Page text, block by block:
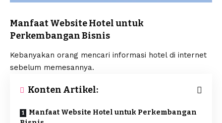
Manfaat Website Hotel untuk
Perkembangan Bisnis
Kebanyakan orang mencari informasi hotel di internet
sebelum memesannya.
Konten Artikel:
Manfaat Website Hotel untuk Perkembangan